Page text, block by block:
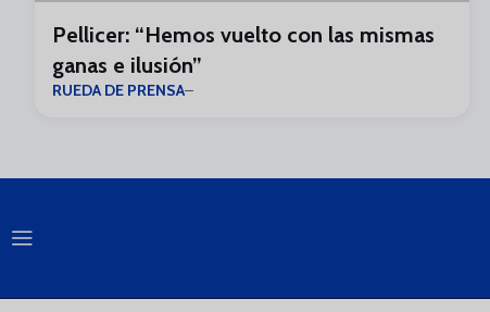
Pellicer: “Hemos vuelto con las mismas
ganas e ilusión”
RUEDA DE PRENSA